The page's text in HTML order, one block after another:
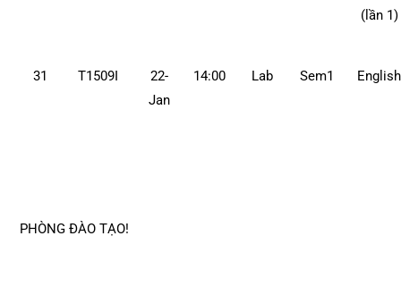
(lần 1)
31 T1509I
22-
Jan
14:00 Lab Sem1 English
PHÒNG ĐÀO TẠO!